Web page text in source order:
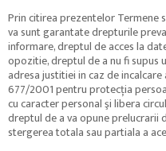
Prin citirea prezentelor Termene
va sunt garantate drepturile
informare, dreptul de acces la
opozitie, dreptul de a nu fi supus
adresa justitiei in caz de
677/2001 pentru protecţia
cu caracter personal şi libera
dreptul de a va opune prelucrarii
stergerea totala sau partiala a